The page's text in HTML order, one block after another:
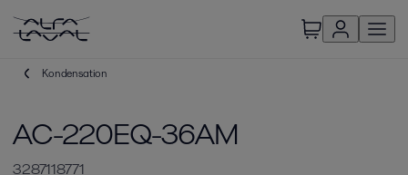
Kondensation
AC-220EQ-36AM
3287118771